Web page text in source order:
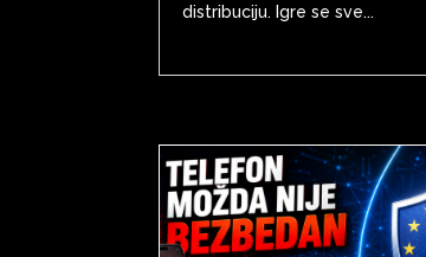
distribuciju. Igre se sve...